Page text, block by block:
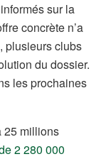
sur la
concrète n’a
plusieurs clubs
du dossier.
les prochaines
25 millions
2 280 000